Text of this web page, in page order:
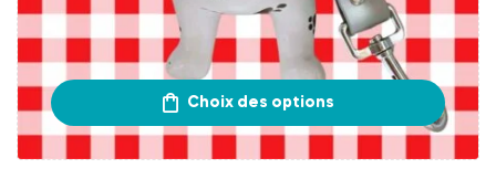
Choix des options